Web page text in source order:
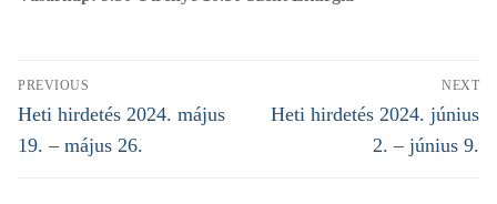
Bejegyzés
navigáció
PREVIOUS
Previous
post:
Heti hirdetés 2024. május
19. – május 26.
NEXT
Next
Heti hirdetés 2024. június
2. – június 9.